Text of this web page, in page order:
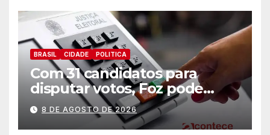
BRASIL CIDADE POLITICA
Com 31 candidatos para
disputar votos, Foz pode
perder representatividade
8 DE AGOSTO DE 2026